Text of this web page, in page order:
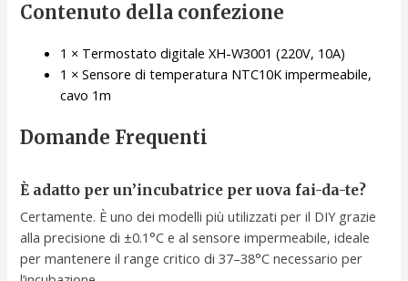
Contenuto della confezione
1 × Termostato digitale XH-W3001 (220V, 10A)
1 × Sensore di temperatura NTC10K impermeabile,
cavo 1m
Domande Frequenti
È adatto per un’incubatrice per uova fai-da-te?
Certamente. È uno dei modelli più utilizzati per il DIY grazie
alla precisione di ±0.1°C e al sensore impermeabile, ideale
per mantenere il range critico di 37–38°C necessario per